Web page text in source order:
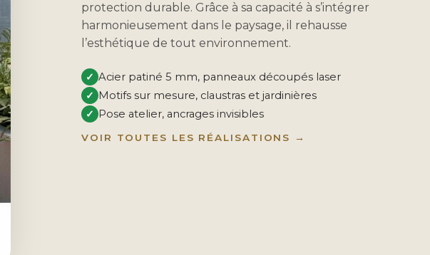
protection durable. Grâce à sa capacité à s’intégrer
harmonieusement dans le paysage, il rehausse
l’esthétique de tout environnement.
✓ Acier patiné 5 mm, panneaux découpés laser
✓ Motifs sur mesure, claustras et jardinières
✓ Pose atelier, ancrages invisibles
VOIR TOUTES LES RÉALISATIONS →